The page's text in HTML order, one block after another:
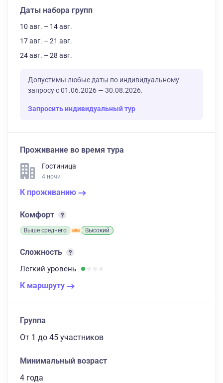
Даты набора групп
10 авг. – 14 авг.
17 авг. – 21 авг.
24 авг. – 28 авг.
Допустимы любые даты по индивидуальному
запросу с 01.06.2026 — 30.08.2026.
Запросить индивидуальный тур
Проживание во время тура
Гостиница
4 ночи
К проживанию
Комфорт
Выше среднего Высокий
Сложность
Легкий уровень
К маршруту
Группа
От 1 до 45 участников
Минимальный возраст
4 года